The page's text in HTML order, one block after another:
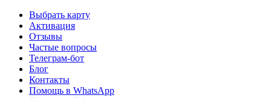
Выбрать карту
Активация
Отзывы
Частые вопросы
Телеграм-бот
Блог
Контакты
Помощь в WhatsApp